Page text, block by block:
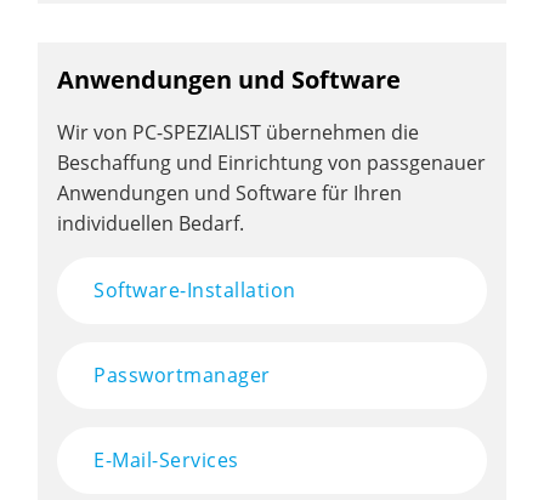
Anwendungen und Software
Wir von PC-SPEZIALIST übernehmen die
Beschaffung und Einrichtung von passgenauer
Anwendungen und Software für Ihren
individuellen Bedarf.
Software-Installation
Passwortmanager
E-Mail-Services